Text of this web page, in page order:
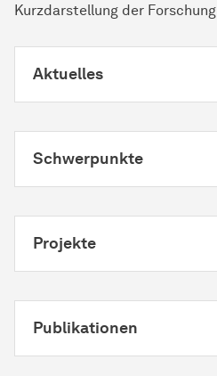
Kurzdarstellung der Forschung
Aktuelles
Schwerpunkte
Projekte
Publikationen